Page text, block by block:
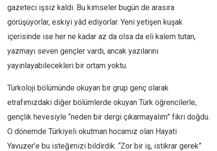
Editörden
Mahmut Toptaş
Barış Tarımcıoğlu
Yusuf Armağan
Hasanali Yıldırım
gazeteci işsiz kaldı. Bu kimseler bugün de arasıra
görüşüyorlar, eskiyi yâd ediyorlar. Yeni yetişen kuşak
içerisinde ise her ne kadar az da olsa da eli kalem tutan,
yazmayı seven gençler vardı, ancak yazılarını
yayınlayabilecekleri bir ortam yoktu.
Türkoloji bölümünde okuyan bir grup genç olarak
etrafımızdaki diğer bölümlerde okuyan Türk öğrencilerle,
gençlik hevesiyle “neden bir dergi çıkarmayalım” fikri doğdu.
O dönemde Türkiyeli okutman hocamız olan Hayati
Yavuzer’e bu isteğimizi bildirdik. “Zor bir iş, istikrar gerek”